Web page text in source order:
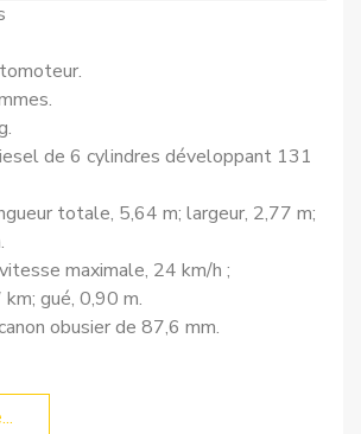
de 6 cylindres développant 131
totale, 5,64 m; largeur, 2,77 m;
maximale, 24 km/h ;
gué, 0,90 m.
obusier de 87,6 mm.